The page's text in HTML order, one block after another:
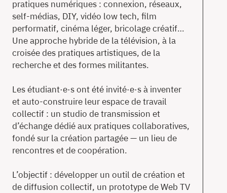
pratiques numériques : connexion, réseaux,
self-médias, DIY, vidéo low tech, film
performatif, cinéma léger, bricolage créatif…
Une approche hybride de la télévision, à la
croisée des pratiques artistiques, de la
recherche et des formes militantes.
Les étudiant·e·s ont été invité·e·s à inventer
et auto-construire leur espace de travail
collectif : un studio de transmission et
d’échange dédié aux pratiques collaboratives,
fondé sur la création partagée — un lieu de
rencontres et de coopération.
L’objectif : développer un outil de création et
de diffusion collectif, un prototype de Web TV